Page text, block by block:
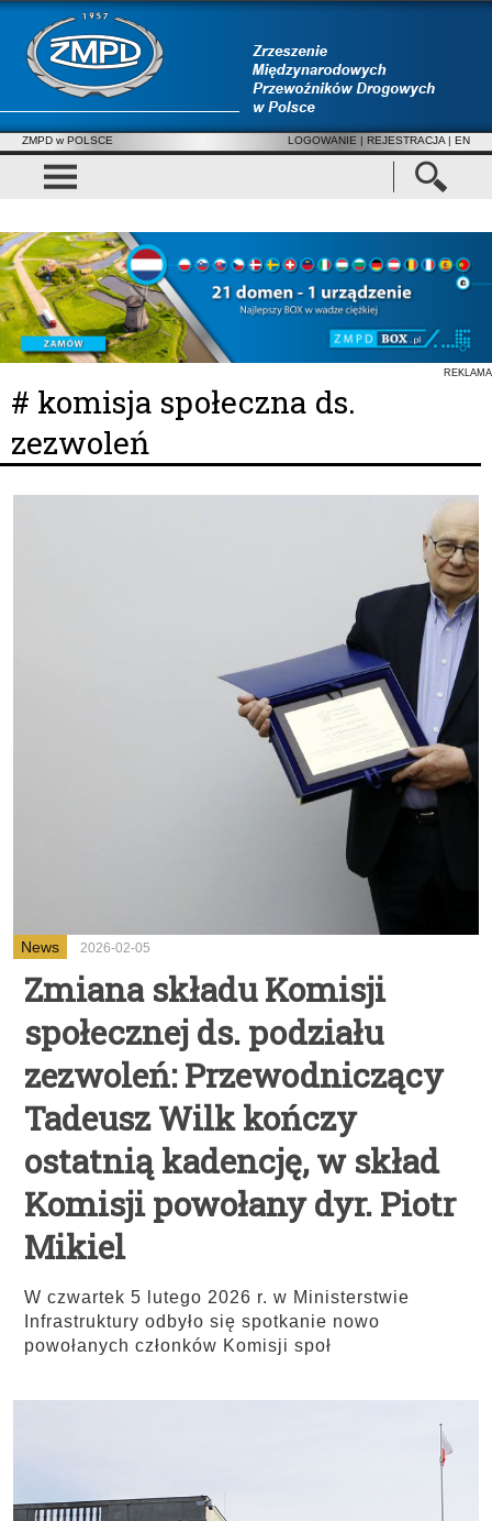
ZMPD w POLSCE LOGOWANIE | REJESTRACJA | EN
REKLAMA
# komisja społeczna ds.
zezwoleń
News 2026-02-05
Zmiana składu Komisji
społecznej ds. podziału
zezwoleń: Przewodniczący
Tadeusz Wilk kończy
ostatnią kadencję, w skład
Komisji powołany dyr. Piotr
Mikiel
W czwartek 5 lutego 2026 r. w Ministerstwie
Infrastruktury odbyło się spotkanie nowo
powołanych członków Komisji społ